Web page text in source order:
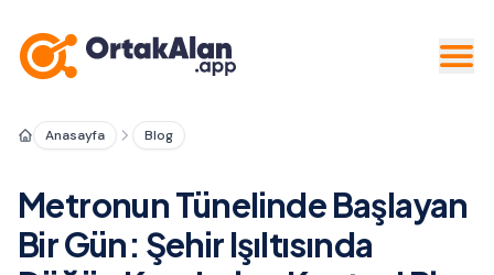
Anasayfa Blog
Metronun Tünelinde Başlayan
Bir Gün: Şehir Işıltısında